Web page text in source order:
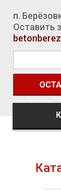
п.
Оставить